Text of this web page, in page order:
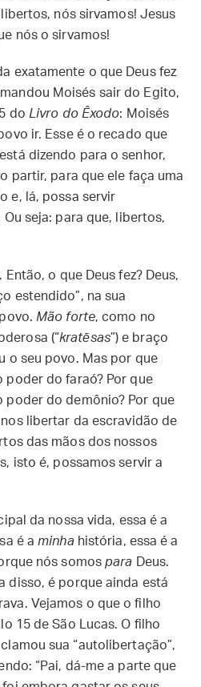
nós sirvamos! Jesus
nós o sirvamos!
exatamente o que Deus fez
Moisés sair do Egito,
do Livro do Êxodo: Moisés
ir. Esse é o recado que
dizendo para o senhor,
partir, para que ele faça uma
e, lá, possa servir
seja: para que, libertos,
o que Deus fez? Deus,
estendido”, na sua
Mão forte, como no
(“kratēsas”) e braço
o seu povo. Mas por que
poder do faraó? Por que
poder do demônio? Por que
libertar da escravidão de
das mãos dos nossos
isto é, possamos servir a
da nossa vida, essa é a
é aminhahistória, essa é a
nós somospara Deus.
disso, é porque ainda está
Vejamos o que o filho
15 de São Lucas. O filho
sua “autolibertação”,
“Pai, dá-me a parte que